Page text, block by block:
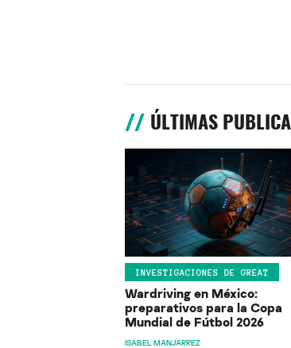
ÚLTIMAS
INVESTIGACIONES DE GREAT
Wardriving en México:
preparativos para la Copa
Mundial de Fútbol 2026
ISABEL MANJARREZ